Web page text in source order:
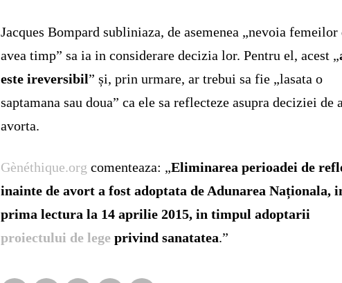
Jacques Bompard subliniaza, de asemenea „nevoia femeilor
avea timp” sa ia in considerare decizia lor. Pentru el, acest „
este ireversibil” și, prin urmare, ar trebui sa fie „lasata o
saptamana sau doua” ca ele sa reflecteze asupra deciziei de a
avorta.
Gènéthique.org comenteaza: „Eliminarea perioadei de
inainte de avort a fost adoptata de Adunarea Naționala,
prima lectura la 14 aprilie 2015, in timpul adoptarii
proiectului de lege privind sanatatea.”